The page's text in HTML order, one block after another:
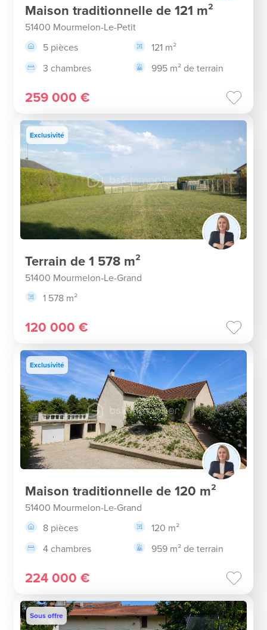
Maison traditionnelle de 121 m²
51400 Mourmelon-Le-Petit
5 pièces
121 m²
3 chambres
995 m² de terrain
259 000 €
Exclusivité
Terrain de 1 578 m²
51400 Mourmelon-Le-Grand
1 578 m²
120 000 €
Exclusivité
Maison traditionnelle de 120 m²
51400 Mourmelon-Le-Grand
8 pièces
120 m²
4 chambres
959 m² de terrain
224 000 €
Sous offre